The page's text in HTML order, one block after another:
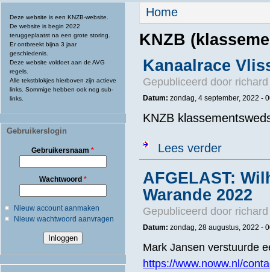
Deze website is een KNZB-website.
De website is begin 2022
teruggeplaatst na een grote storing.
Er ontbreekt bijna 3 jaar
geschiedenis.
Deze website voldoet aan de AVG
regels.
Alle tekstblokjes hierboven zijn actieve
links. Sommige hebben ook nog sub-
links.
Gebruikerslogin
Gebruikersnaam*
Wachtwoord *
Nieuw account aanmaken
Nieuw wachtwoord aanvragen
U bent hier
Home
KNZB
Kanaalrace
Gepubliceerd door
Datum: zondag, 4 september, 2022 -
KNZB
Lees verderover
AFGELAST:
Warande 2022
Gepubliceerd door
Datum: zondag, 28 augustus, 2022 -
Mark Jansen verstuurde
https://www.noww.nl/